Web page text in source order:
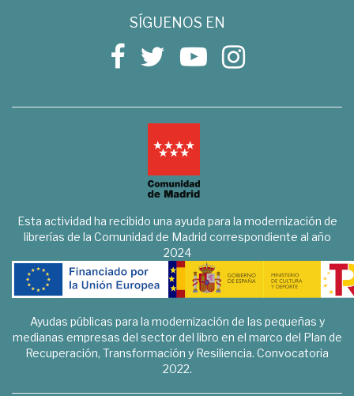
SÍGUENOS EN
Esta actividad ha recibido una ayuda para la modernización de
librerías de la Comunidad de Madrid correspondiente al año
2024
Ayudas públicas para la modernización de las pequeñas y
medianas empresas del sector del libro en el marco del Plan de
Recuperación, Transformación y Resiliencia. Convocatoria
2022.